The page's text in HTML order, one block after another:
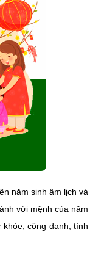
năm sinh âm lịch và
với mệnh của năm
công danh, tình